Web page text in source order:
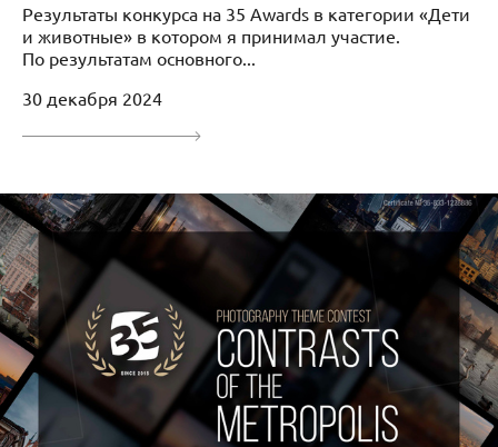
Результаты конкурса на 35 Awards в категории «Дети
и животные» в котором я принимал участие.
По результатам основного...
30 декабря 2024